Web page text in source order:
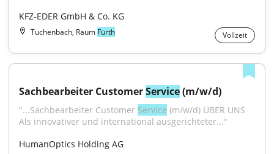
KFZ-EDER GmbH & Co. KG
Tuchenbach, Raum Fürth Vollzeit
Sachbearbeiter Customer Service (m/w/d)
"...Sachbearbeiter Customer Service (m/w/d) ÜBER UNS
Als innovativer und international ausgerichteter..."
HumanOptics Holding AG